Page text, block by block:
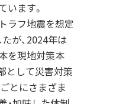
います。
ラフ地震を想定
が、2024年は
を現地対策本
として災害対策
とにさまざま